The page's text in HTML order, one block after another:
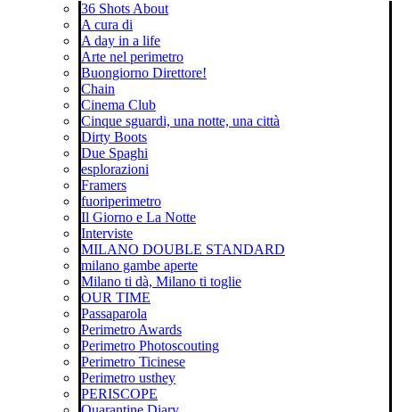
36 Shots About
A cura di
A day in a life
Arte nel perimetro
Buongiorno Direttore!
Chain
Cinema Club
Cinque sguardi, una notte, una città
Dirty Boots
Due Spaghi
esplorazioni
Framers
fuoriperimetro
Il Giorno e La Notte
Interviste
MILANO DOUBLE STANDARD
milano gambe aperte
Milano ti dà, Milano ti toglie
OUR TIME
Passaparola
Perimetro Awards
Perimetro Photoscouting
Perimetro Ticinese
Perimetro usthey
PERISCOPE